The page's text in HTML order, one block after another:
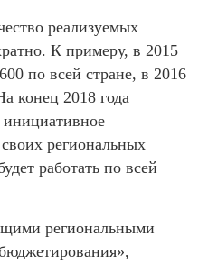
реализуемых
К примеру, в 2015
по всей стране, в 2016
конец 2018 года
региональных
работать по всей
региональными